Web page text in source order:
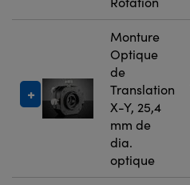
Monture
Optique
de
Translation
X-Y, 25,4
mm de
dia.
optique